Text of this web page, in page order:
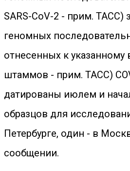
SARS-CoV-2 - прим. ТАСС)
геномных
отнесенных к указанному
штаммов - прим. ТАСС)
датированы июлем и
образцов для
Петербурге, один - в
сообщении.